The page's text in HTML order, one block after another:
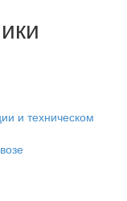
и техническом